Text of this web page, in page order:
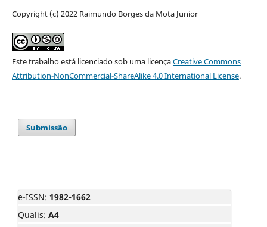
Copyright (c) 2022 Raimundo Borges da Mota Junior
Este trabalho está licenciado sob uma licençaCreative Commons
Attribution-NonCommercial-ShareAlike 4.0 International License.
Submissão
e-ISSN: 1982-1662
Qualis: A4